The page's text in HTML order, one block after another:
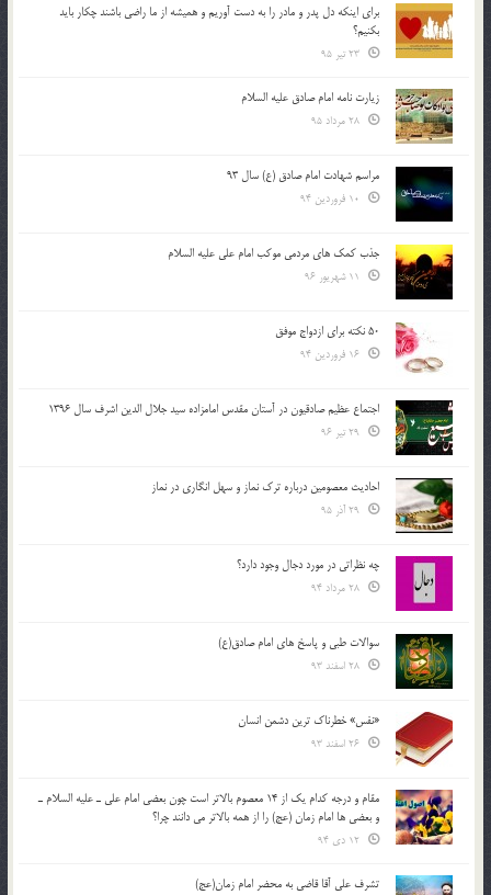
براي اينكه دل پدر و مادر را به دست آوريم و هميشه از ما راضي باشند چكار بايد
بكنيم؟
زیارت نامه امام صادق علیه السلام
مراسم شهادت امام صادق (ع) سال 93
جذب کمک های مردمی موکب امام علی علیه السلام
50 نکته برای ازدواج موفق
اجتماع عظیم صادقیون در آستان مقدس امامزاده سید جلال الدین اشرف سال 1396
احادیث معصومین درباره ترک نماز و سهل انگاری در نماز
چه نظراتی در مورد دجال وجود دارد؟
سوالات طبی و پاسخ های امام صادق(ع)
«نفس» خطرناک ترین دشمن انسان
مقام و درجه كدام يك از 14 معصوم بالاتر است چون بعضي امام علي ـ عليه السلام ـ
و بعضي ها امام زمان (عج) را از همه بالاتر مي دانند چرا؟
تشرف علي آقا قاضي به محضر امام زمان(عج)